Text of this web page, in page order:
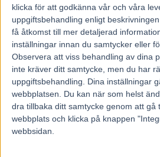
klicka för att godkänna vår och våra
uppgiftsbehandling enligt
få åtkomst till mer detaljerad
inställningar innan du samtycker eller
Observera att viss behandling av dina
inte kräver ditt samtycke, men du har
uppgiftsbehandling. Dina inställningar
webbplatsen. Du kan när som helst
dra tillbaka ditt samtycke genom att gå
webbplats och klicka på knappen
webbsidan.
Madsens Call Me Brodda och
Bronsdivisionen avslutade
Untersteiner Pere Ubu till seger åt
V75 delade ut 18 916 kronor, sex
rätt 24 kronor.
Ola Johansson, Kanal 75